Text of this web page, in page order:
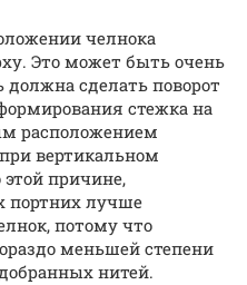
челнока
Это может быть очень
сделать поворот
стежка на
расположением
вертикальном
причине,
портних лучше
потому что
меньшей степени
нитей.